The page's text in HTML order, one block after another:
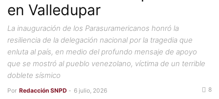
en Valledupar
La inauguración de los Parasuramericanos honró la
resiliencia de la delegación nacional por la tragedia que
enluta al país, en medio del profundo mensaje de apoyo
que se mostró al pueblo venezolano, víctima de un terrible
doblete sísmico
Por Redacción SNPD - 6 julio, 2026 8